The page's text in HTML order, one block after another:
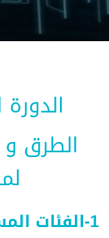
الدورة
الطرق و
1-الفئات المستهدفة: